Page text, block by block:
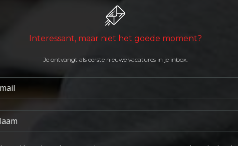
Interessant, maar niet het goede moment?
Je ontvangt als eerste nieuwe vacatures in je inbox.